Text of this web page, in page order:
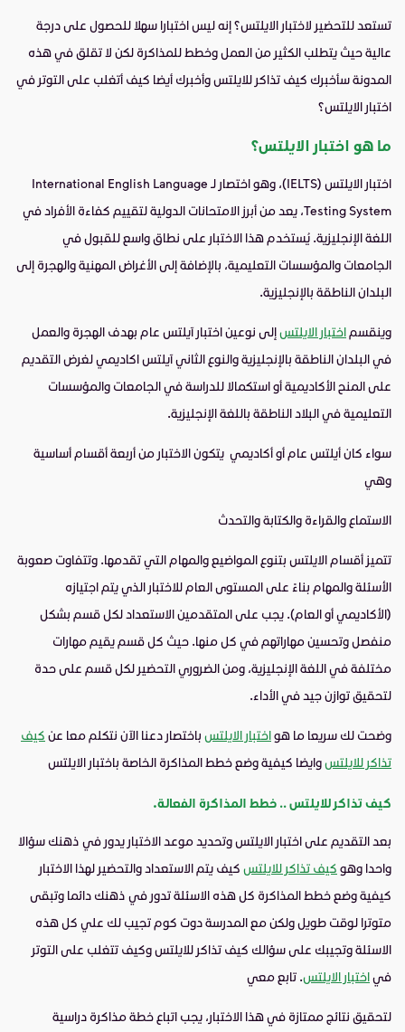
تستعد للتحضير لاختبار الايلتس؟ إنه ليس اختبارا سهلا للحصول على درجة
عالية حيث يتطلب الكثير من العمل وخطط للمذاكرة لكن لا تقلق في هذه
المدونة سأخبرك كيف تذاكر للايلتس وأخبرك أيضا كيف أتغلب على التوتر في
اختبار الايلتس؟
ما هو اختبار الايلتس؟
اختبار الايلتس (IELTS)، وهو اختصار لـ International English Language
Testing System، يعد من أبرز الامتحانات الدولية لتقييم كفاءة الأفراد في
اللغة الإنجليزية. يُستخدم هذا الاختبار على نطاق واسع للقبول في
الجامعات والمؤسسات التعليمية، بالإضافة إلى الأغراض المهنية والهجرة إلى
البلدان الناطقة بالإنجليزية.
وينقسماختبار الايلتسإلى نوعين اختبار آيلتس عام بهدف الهجرة والعمل
في البلدان الناطقة بالإنجليزية والنوع الثاني آيلتس اكاديمي لغرض التقديم
على المنح الأكاديمية أو استكمالا للدراسة في الجامعات والمؤسسات
التعليمية في البلاد الناطقة باللغة الإنجليزية.
سواء كان أيلتس عام أو أكاديمي يتكون الاختبار من أربعة أقسام أساسية
وهي
الاستماع والقراءة والكتابة والتحدث
تتميز أقسام الايلتس بتنوع المواضيع والمهام التي تقدمها. وتتفاوت صعوبة
الأسئلة والمهام بناءً على المستوى العام للاختبار الذي يتم اجتيازه
(الأكاديمي أو العام). يجب على المتقدمين الاستعداد لكل قسم بشكل
منفصل وتحسين مهاراتهم في كل منها. حيث كل قسم يقيم مهارات
مختلفة في اللغة الإنجليزية، ومن الضروري التحضير لكل قسم على حدة
لتحقيق توازن جيد في الأداء.
وضحت لك سريعا ما هواختبار الايلتس باختصار دعنا الآن نتكلم معا عن كيف
تذاكر للايلتسوايضا كيفية وضع خطط المذاكرة الخاصة باختبار الايلتس
كيف تذاكر للايلتس .. خطط المذاكرة الفعالة.
بعد التقديم على اختبار الايلتس وتحديد موعد الاختبار يدور في ذهنك سؤالا
واحدا وهو كيف تذاكر للايلتس كيف يتم الاستعداد والتحضير لهذا الاختبار
كيفية وضع خطط المذاكرة كل هذه الاسئلة تدور في ذهنك دائما وتبقى
متوترا لوقت طويل ولكن مع المدرسة دوت كوم تجيب لك علي كل هذه
الاسئلة وتجيبك على سؤالك كيف تذاكر للايلتس وكيف تتغلب على التوتر
فياختبار الايلتس. تابع معي
لتحقيق نتائج ممتازة في هذا الاختبار، يجب اتباع خطة مذاكرة دراسية